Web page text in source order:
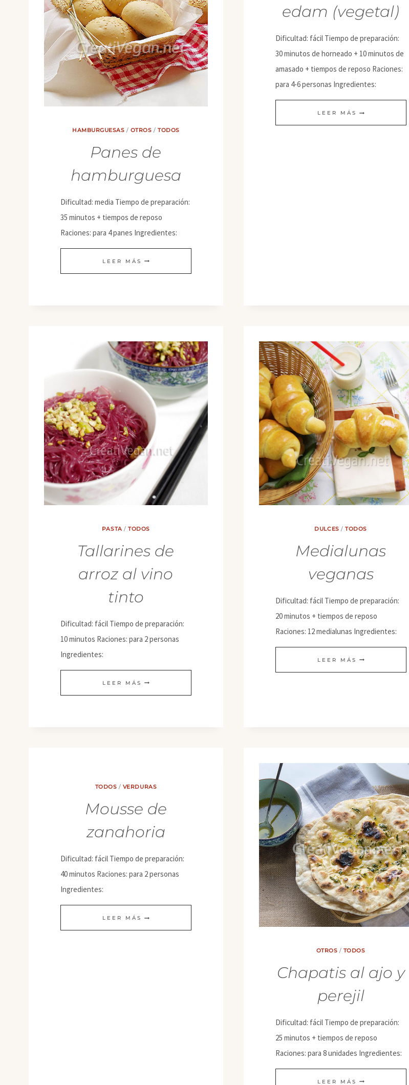
HAMBURGUESAS / OTROS /TODOS
Panes de
hamburguesa
Dificultad: media Tiempo de preparación:
35 minutos + tiempos de reposo
Raciones: para 4 panes Ingredientes:
LEER MÁS PANES
DE
edam (vegetal)
Dificultad: fácil Tiempo de preparación:
30 minutos de horneado + 10 minutos de
amasado + tiempos de reposo Raciones:
para 4-6 personas Ingredientes:
LEER MÁS PAN
AL
PASTA /TODOS
Tallarines de
arroz al vino
tinto
Dificultad: fácil Tiempo de preparación:
10 minutos Raciones: para 2 personas
Ingredientes:
LEER MÁS TALLARINES
DE
DULCES /TODOS
Medialunas
veganas
Dificultad: fácil Tiempo de preparación:
20 minutos + tiempos de reposo
Raciones: 12 medialunas Ingredientes:
LEER MÁS MEDIALUNAS
VEGANAS
TODOS / VERDURAS
Mousse de
zanahoria
Dificultad: fácil Tiempo de preparación:
40 minutos Raciones: para 2 personas
Ingredientes:
LEER MÁS MOUSSE
DE
OTROS / TODOS
Chapatis al ajo y
perejil
Dificultad: fácil Tiempo de preparación:
25 minutos + tiempos de reposo
Raciones: para 8 unidades Ingredientes:
LEER MÁS CHAPATIS